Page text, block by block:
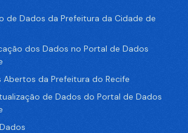
de Dados da Prefeitura da Cidade de
dos Dados no Portal de Dados
Abertos da Prefeitura do Recife
de Dados do Portal de Dados